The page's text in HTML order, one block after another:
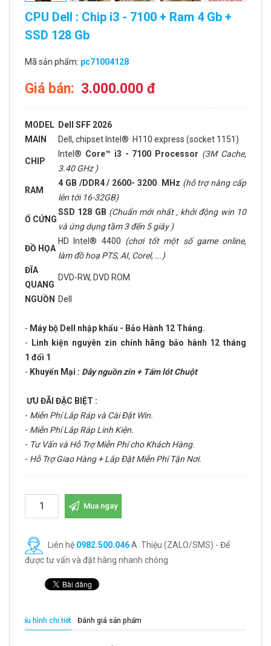
CPU Dell : Chip i3 - 7100 + Ram 4 Gb +
SSD 128 Gb
Mã sản phẩm: pc71004128
Giá bán: 3.000.000 đ
MODEL Dell SFF 2026
MAIN
Dell, chipset Intel® H110 express (socket 1151)
CHIP
Intel® Core™ i3 - 7100 Processor (3M Cache,
3.40 GHz )
RAM
4 GB /DDR4 / 2600- 3200 MHz (hỗ trợ nâng cấp
lên tới 16-32GB)
Ổ CỨNG
SSD 128 GB (Chuẩn mới nhất , khởi động win 10
và ứng dụng tầm 3 đến 5 giây )
ĐỒ HỌA
HD Intel® 4400 (chơi tốt một số game online,
làm đồ hoạ PTS, AI, Corel, ...)
ĐĨA
QUANG
DVD-RW, DVD ROM
NGUỒN Dell
- Máy bộ Dell nhập khẩu - Bảo Hành 12 Tháng.
- Linh kiện nguyên zin chính hãng bảo hành 12 tháng
1 đổi 1
- Khuyến Mại : Dây nguồn zin + Tấm lót Chuột
ƯU ĐÃI ĐẶC BIỆT :
- Miễn Phí Lắp Ráp và Cài Đặt Win.
- Miễn Phí Lắp Ráp Linh Kiện.
- Tư Vấn và Hỗ Trợ Miễn Phí cho Khách Hàng.
- Hỗ Trợ Giao Hàng + Lắp Đặt Miễn Phí Tận Nơi.
Mua ngay
Liên hệ 0982.500.046A .Thiệu (ZALO/SMS) - Để
được tư vấn và đặt hàng nhanh chóng
Cấu hình chi tiết Đánh giá sản phẩm